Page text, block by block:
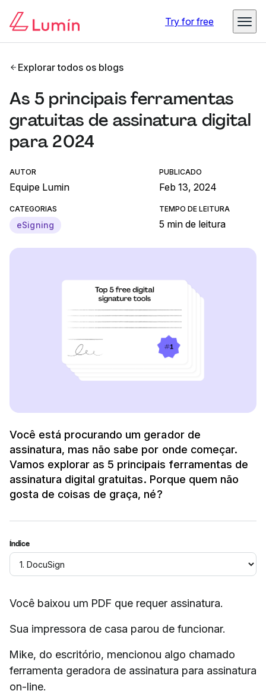
Try for free
Explorar todos os blogs
As 5 principais ferramentas
gratuitas de assinatura digital
para 2024
AUTOR
Equipe Lumin
PUBLICADO
Feb 13, 2024
CATEGORIAS
eSigning
TEMPO DE LEITURA
5 min de leitura
Você está procurando um gerador de
assinatura, mas não sabe por onde começar.
Vamos explorar as 5 principais ferramentas de
assinatura digital gratuitas. Porque quem não
gosta de coisas de graça, né?
Índice
Você baixou um PDF que requer assinatura.
Sua impressora de casa parou de funcionar.
Mike, do escritório, mencionou algo chamado
ferramenta geradora de assinatura para assinatura
on-line.